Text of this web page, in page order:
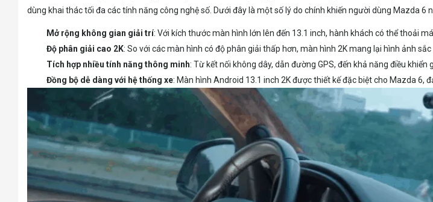
dùng khai thác tối đa các tính năng công nghệ số. Dưới đây là một số lý do chính khiến người dùng Mazda
Mở rộng không gian giải trí: Với kích thước màn hình lớn lên đến 13.1 inch, hành khách có thể thoải
Độ phân giải cao 2K: So với các màn hình có độ phân giải thấp hơn, màn hình 2K mang lại hình ảnh
Tích hợp nhiều tính năng thông minh: Từ kết nối không dây, dẫn đường GPS, đến khả năng điều
Đồng bộ dễ dàng với hệ thống xe: Màn hình Android 13.1 inch 2K được thiết kế đặc biệt cho Mazda